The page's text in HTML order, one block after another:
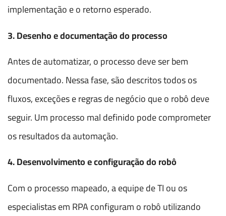
implementação e o retorno esperado.
3. Desenho e documentação do processo
Antes de automatizar, o processo deve ser bem
documentado. Nessa fase, são descritos todos os
fluxos, exceções e regras de negócio que o robô deve
seguir. Um processo mal definido pode comprometer
os resultados da automação.
4. Desenvolvimento e configuração do robô
Com o processo mapeado, a equipe de TI ou os
especialistas em RPA configuram o robô utilizando